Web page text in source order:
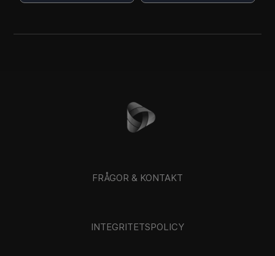
FRÅGOR & KONTAKT
INTEGRITETSPOLICY